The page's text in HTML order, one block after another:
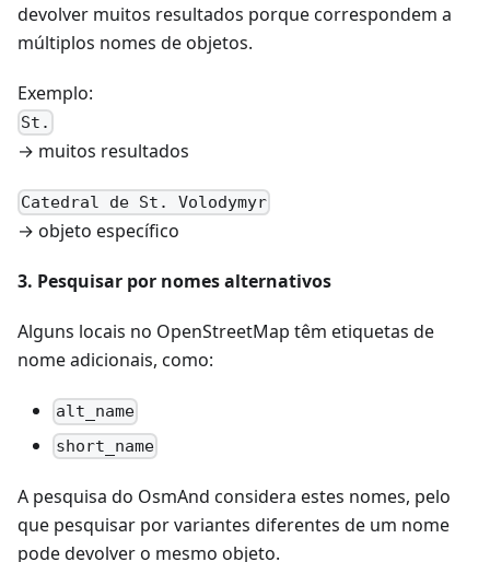
devolver muitos resultados porque correspondem a
múltiplos nomes de objetos.
Exemplo:
St.
→ muitos resultados
Catedral de St. Volodymyr
→ objeto específico
3. Pesquisar por nomes alternativos
Alguns locais no OpenStreetMap têm etiquetas de
nome adicionais, como:
alt_name
short_name
A pesquisa do OsmAnd considera estes nomes, pelo
que pesquisar por variantes diferentes de um nome
pode devolver o mesmo objeto.